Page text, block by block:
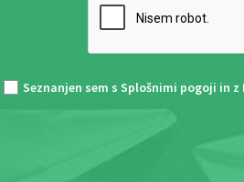
Seznanjen sem s Splošnimi pogoji in z